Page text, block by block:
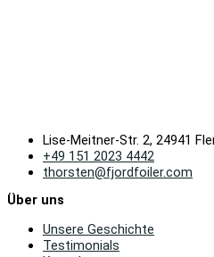
Lise-Meitner-Str. 2, 24941
+49 151 2023 4442
thorsten@fjordfoiler.com
Über uns
Unsere Geschichte
Testimonials